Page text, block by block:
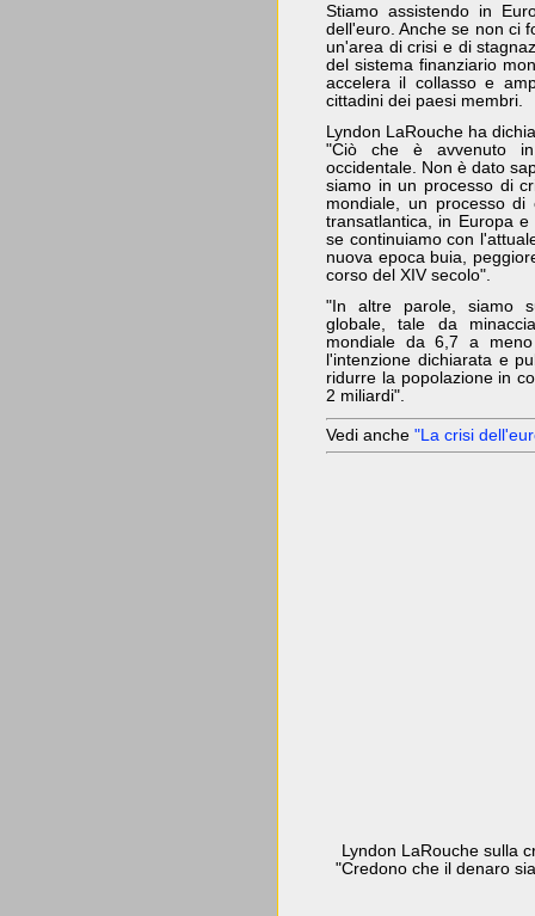
Stiamo assistendo in
dell'euro. Anche se non ci
un'area di crisi e di
del sistema finanziario
accelera il collasso e
cittadini dei paesi membri.
Lyndon LaRouche ha
"Ciò che è avvenuto
occidentale. Non è dato
siamo in un processo di
mondiale, un processo
transatlantica, in Europa
se continuiamo con
nuova epoca buia,
corso del XIV secolo".
"In altre parole, siamo
globale, tale da
mondiale da 6,7 a
l'intenzione dichiarata e
ridurre la popolazione in
2 miliardi".
Vedi anche "La crisi
Lyndon LaRouche sulla
"Credono che il denaro